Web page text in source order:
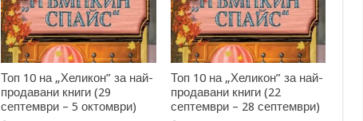
Топ 10 на „Хеликон” за най-
продавани книги (29
септември – 5 октомври)
Топ 10 на „Хеликон” за най-
продавани книги (22
септември – 28 септември)